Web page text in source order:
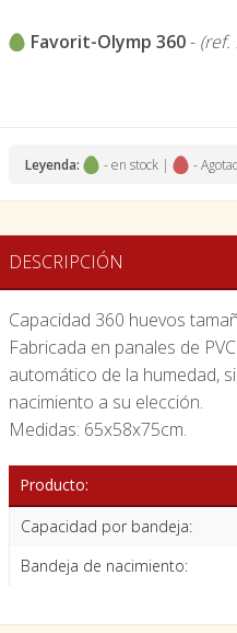
Favorit-Olymp 360- (ref.
Leyenda: - en stock | -
DESCRIPCIÓN
Capacidad 360 huevos
Fabricada en panales de
automático de la humedad,
nacimiento a su elección.
Medidas: 65x58x75cm.
Producto:
Capacidad por bandeja:
Bandeja de nacimiento: